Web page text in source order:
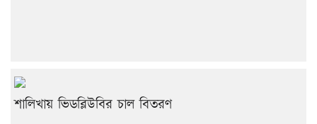
শালিখায় ভিডব্লিউবির চাল বিতরণ